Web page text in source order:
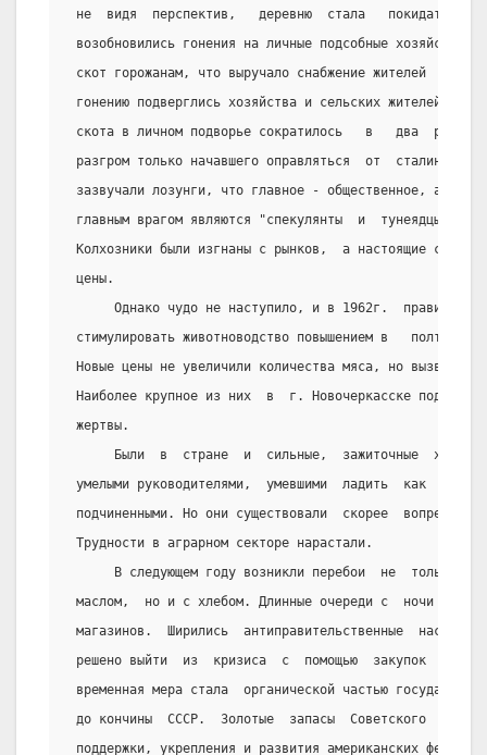
не  видя  перспектив,   деревню  стала   покидать
возобновились гонения на личные подсобные хозяйства.
скот горожанам, что выручало снабжение жителей
гонению подверглись хозяйства и сельских жителей. За
скота в личном подворье сократилось   в   два  раза.
разгром только начавшего оправляться  от  сталинщины
зазвучали лозунги, что главное - общественное, а не
главным врагом являются "спекулянты  и  тунеядцы",
Колхозники были изгнаны с рынков,  а настоящие
цены.
Однако чудо не наступило, и в 1962г.
стимулировать животноводство повышением в
Новые цены не увеличили количества мяса, но вызвали
Наиболее крупное из них  в  г. Новочеркасске
жертвы.
Были  в  стране  и  сильные,  зажиточные
умелыми руководителями,  умевшими  ладить  как  с
подчиненными. Но они существовали  скорее  вопреки
Трудности в аграрном секторе нарастали.
В следующем году возникли перебои  не  только  с
маслом,  но и с хлебом. Длинные очереди с  ночи
магазинов.  Ширились  антиправительственные
решено выйти  из  кризиса  с  помощью  закупок
временная мера стала  органической частью
до кончины  СССР.  Золотые  запасы  Советского  Союза
поддержки, укрепления и развития американских